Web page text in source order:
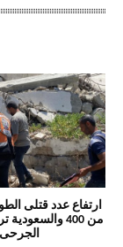
ارتفاع عدد قتلى
من 400
الجرحى